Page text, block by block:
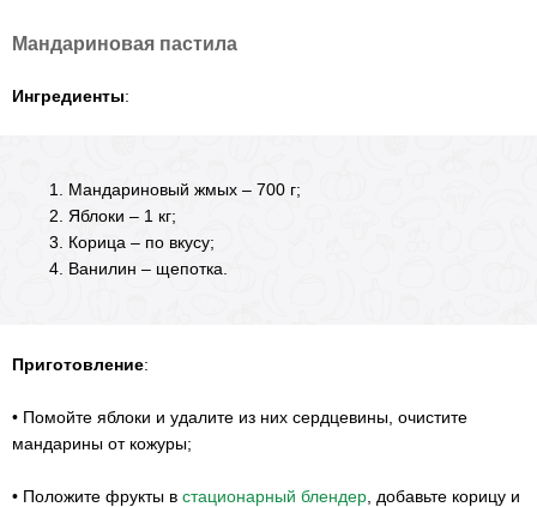
Мандариновая пастила
Ингредиенты:
Мандариновый жмых – 700 г;
Яблоки – 1 кг;
Корица – по вкусу;
Ванилин – щепотка.
Приготовление:
• Помойте яблоки и удалите из них сердцевины, очистите
мандарины от кожуры;
• Положите фрукты в стационарный блендер , добавьте корицу и